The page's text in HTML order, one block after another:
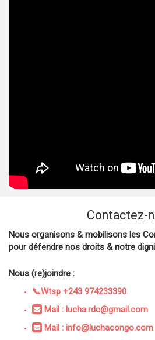
Contactez-
Nous organisons & mobilisons les
pour défendre nos droits & notre
Nous (re)joindre :
📞Wtsp +243 974233390
Mail : lucha.rdc@gmail.com
Mail : info@luchacongo.com